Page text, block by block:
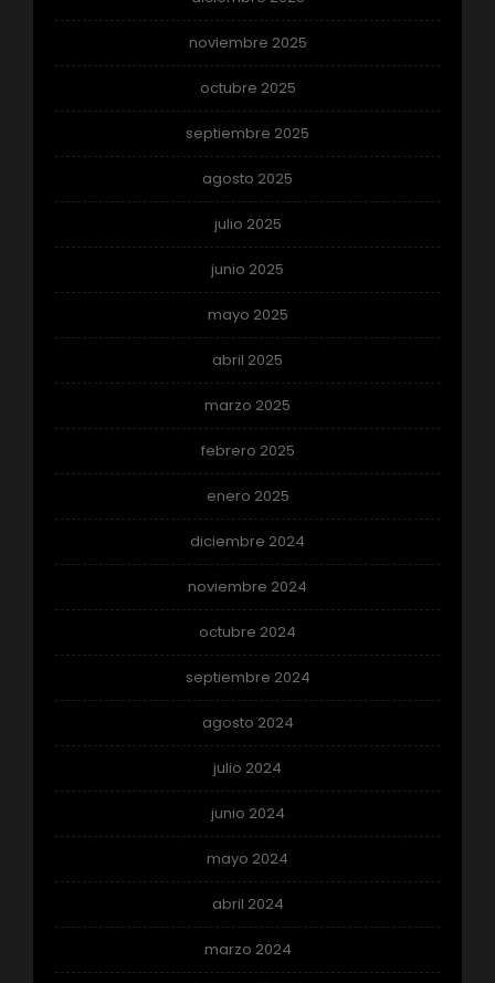
noviembre 2025
octubre 2025
septiembre 2025
agosto 2025
julio 2025
junio 2025
mayo 2025
abril 2025
marzo 2025
febrero 2025
enero 2025
diciembre 2024
noviembre 2024
octubre 2024
septiembre 2024
agosto 2024
julio 2024
junio 2024
mayo 2024
abril 2024
marzo 2024